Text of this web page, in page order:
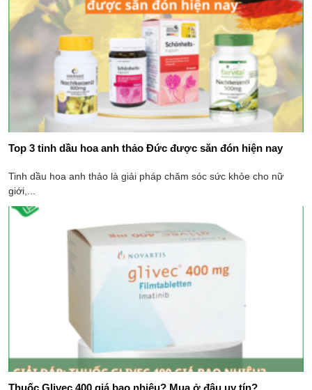
Top 3 tinh dầu hoa anh thảo Đức được săn đón hiện nay
Tinh dầu hoa anh thảo là giải pháp chăm sóc sức khỏe cho nữ
giới,...
Thuốc Glivec 400 giá bao nhiêu​? Mua ở đâu uy tín?